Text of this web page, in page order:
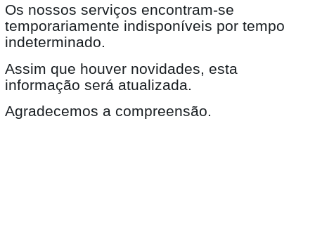
Os nossos serviços encontram-se
temporariamente indisponíveis por tempo
indeterminado.
Assim que houver novidades, esta
informação será atualizada.
Agradecemos a compreensão.